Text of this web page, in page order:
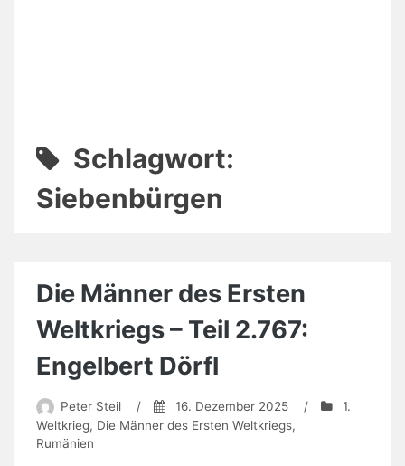
Schlagwort:
Siebenbürgen
Die Männer des Ersten
Weltkriegs – Teil 2.767:
Engelbert Dörfl
Peter Steil / 16. Dezember 2025 /
1.
Weltkrieg, Die Männer des Ersten Weltkriegs,
Rumänien